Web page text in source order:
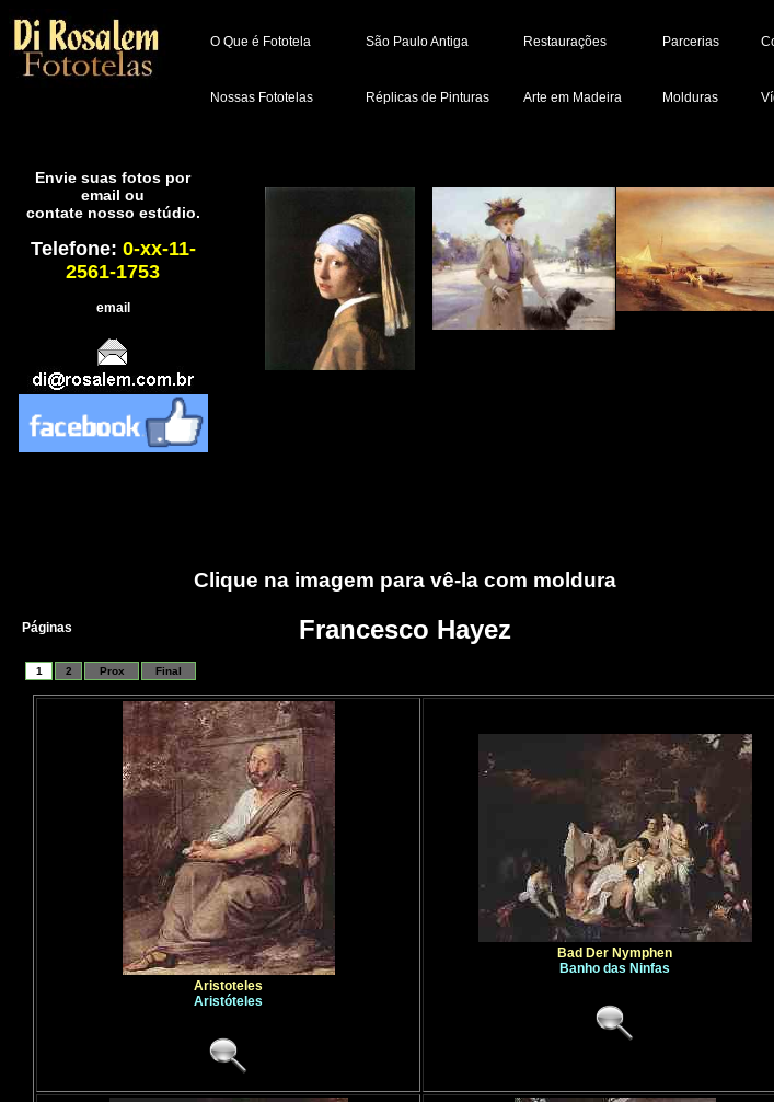
O Que é Fototela
Nossas Fototelas
São Paulo Antiga
Réplicas de Pinturas
Restaurações
Arte em Madeira
Parcerias
Molduras
Envie suas fotos por
email ou
contate nosso estúdio.
Telefone: 0-xx-11-
2561-1753
email
Páginas
1 2 Prox Final
Aristoteles
Aristóteles
Bad Der Nymphen
Banho das Ninfas
Clique na imagem para vê-la com moldura
Francesco Hayez